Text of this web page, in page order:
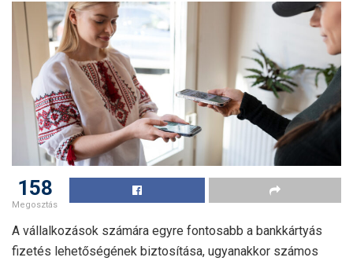
158
Megosztás
A vállalkozások számára egyre fontosabb a bankkártyás
fizetés lehetőségének biztosítása, ugyanakkor számos